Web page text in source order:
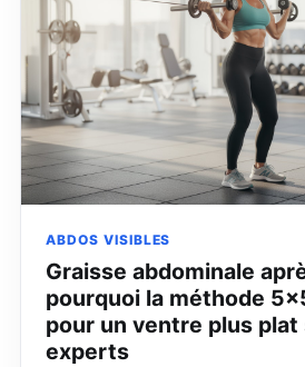
ABDOS VISIBLES
Graisse abdominale
pourquoi la méthode
pour un ventre plus plat
experts